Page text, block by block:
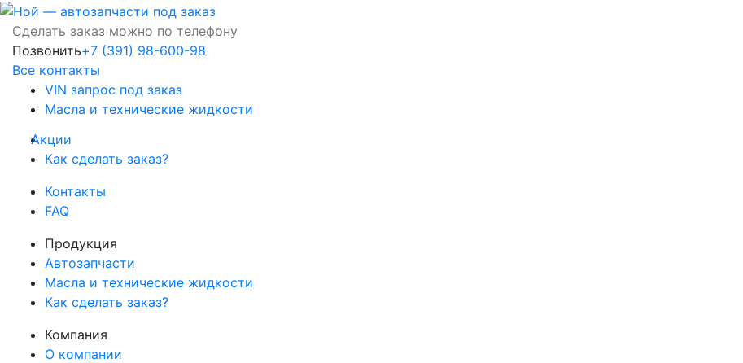
Сделать заказ можно по телефону
Позвонить+7 (391) 98-600-98
Все контакты
VIN запрос под заказ
Масла и технические жидкости
Акции
Как сделать заказ?
Контакты
FAQ
Продукция
Автозапчасти
Масла и технические жидкости
Как сделать заказ?
Компания
О компании